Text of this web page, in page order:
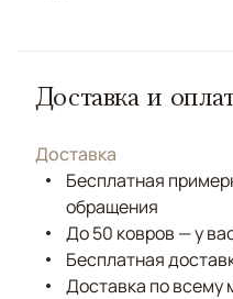
Доставка и
Доставка
Бесплатная
обращения
До 50 ковров — у
Бесплатная
Доставка по всему